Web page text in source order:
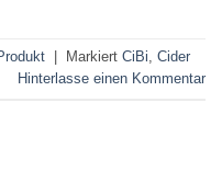
Markiert CiBi, Cider
Hinterlasse einen Kommentar